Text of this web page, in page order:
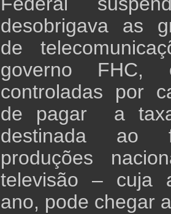
desobrigava as
de
governo FHC,
controladas por
de pagar a
destinada ao
produções
televisão – cuja
ano, pode chegar